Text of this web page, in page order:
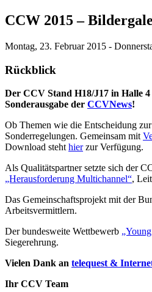
CCW 2015 –
Montag, 23. Februar 2015 -
Rückblick
Der CCV Stand H18/J17 in Halle 4
Sonderausgabe der CCVNews!
Ob Themen wie die Entscheidung zur
Sonderregelungen. Gemeinsam mit
Download steht hierzur Verfügung.
Als Qualitätspartner setzte sich der
„Herausforderung Multichannel“,
Das Gemeinschaftsprojekt mit der
Arbeitsvermittlern.
Der bundesweite Wettbewerb
Siegerehrung.
Vielen Dank an telequest &
Ihr CCV Team